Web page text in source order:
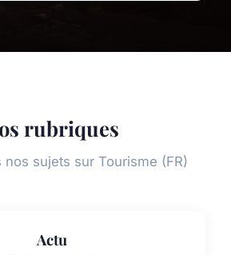
rubriques
nos sujets sur Tourisme (FR)
Actu